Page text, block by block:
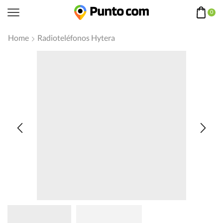
0
Home Radioteléfonos Hytera